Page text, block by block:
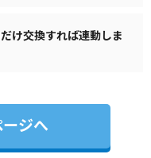
け交換すれば連動しま
ジへ